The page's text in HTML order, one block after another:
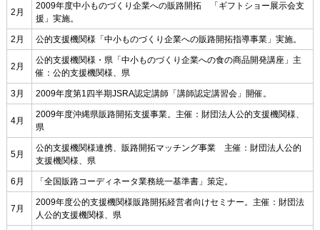
2月
2009年度中小ものづくり企業への販路開拓 「ギフトショー展示会支
援」実施。
2月 公的支援機関様「中小ものづくり企業への販路開拓指導事業」実施。
2月
公的支援機関様・県「中小ものづくり企業への食の商品開発講座」主
催：公的支援機関様、県
3月 2009年度第1四半期JSRA認定講師「講師認定講習会」開催。
4月
2009年度沖縄県販路開拓支援事業。主催：財団法人公的支援機関様、
県
5月
公的支援機関様連携、販路開拓マッチング事業 主催：財団法人公的
支援機関様、県
6月 「全国販路コーディネータ業務統一基準書」策定。
7月
2009年度公的支援機関様販路開拓経営者向けセミナー。主催：財団法
人公的支援機関様、県